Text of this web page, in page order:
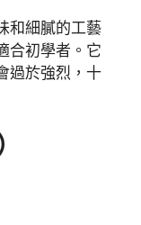
和細膩的工藝
合初學者。它
過於強烈，十